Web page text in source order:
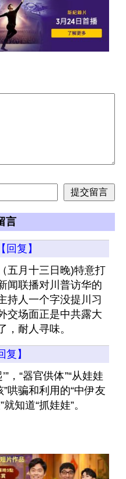
言
【回复】
五月十三日晚)特意打
闻联播对川普访华的
持人一个字没提川习
交场面正是中共露大
，耐人寻味。
复】
，“器官供体”“从娃娃
哄骗和利用的“中伊友
知道“抓娃娃”。